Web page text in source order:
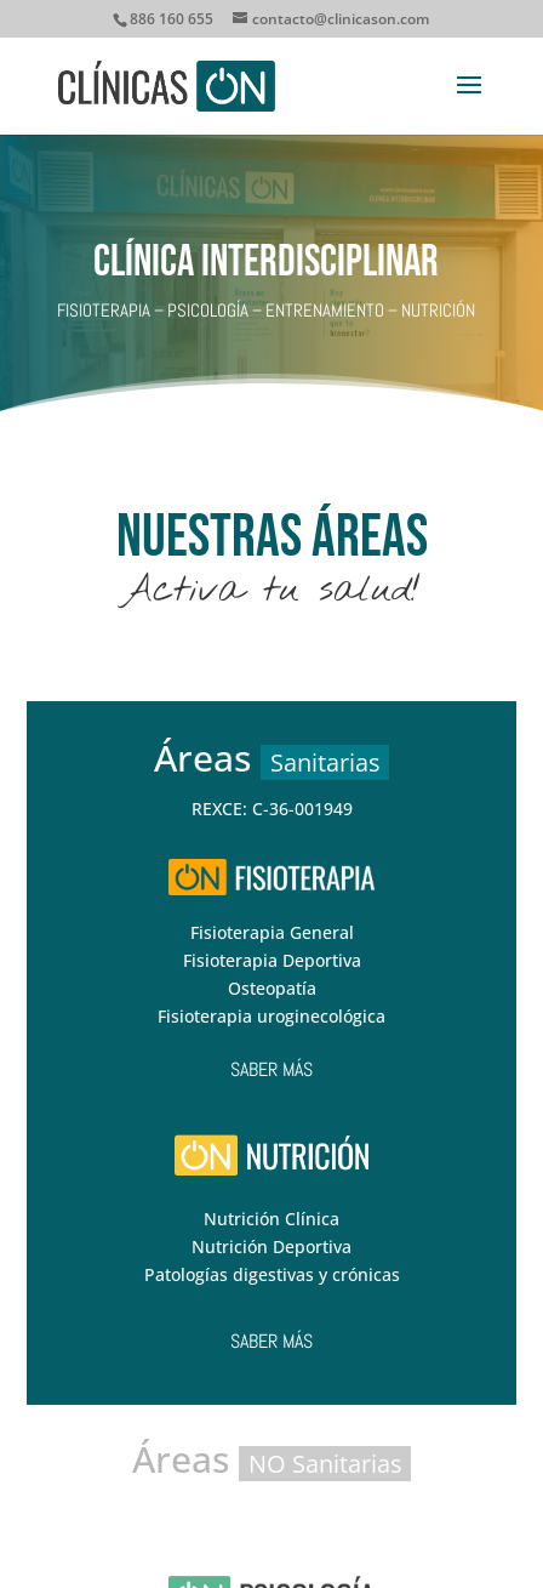
886 160 655 contacto@clinicason.com
CLÍNICA INTERDISCIPLINAR
FISIOTERAPIA – PSICOLOGÍA – ENTRENAMIENTO – NUTRICIÓN
Nuestras áreas
Activa tu salud!
Áreas Sanitarias
REXCE: C-36-001949
Fisioterapia General
Fisioterapia Deportiva
Osteopatía
Fisioterapia uroginecológica
SABER MÁS
Nutrición Clínica
Nutrición Deportiva
Patologías digestivas y crónicas
SABER MÁS
Áreas NO Sanitarias